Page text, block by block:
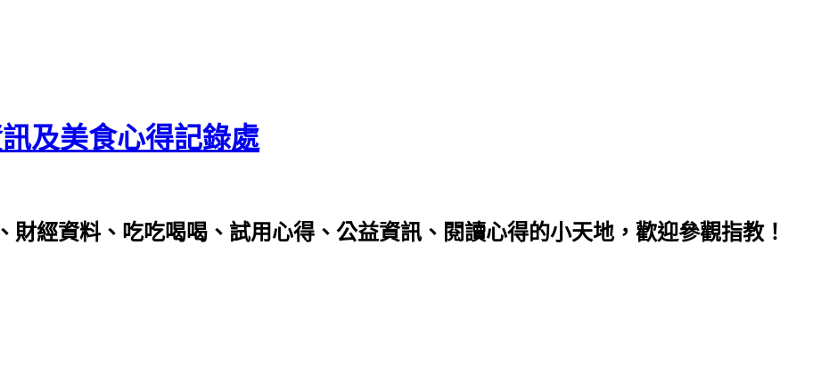
及美食心得記錄處
經資料、吃吃喝喝、試用心得、公益資訊、閱讀心得的小天地，歡迎參觀指教！